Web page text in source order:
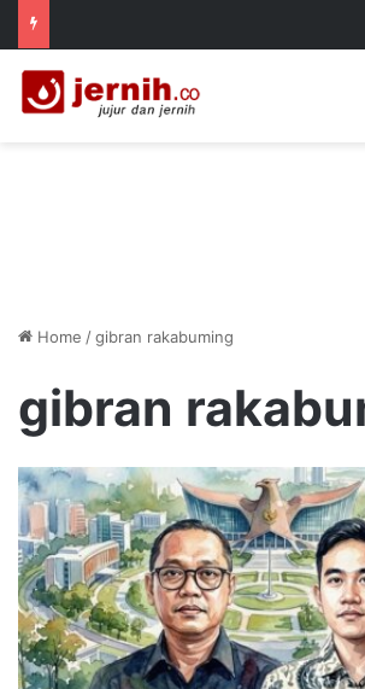
Home /gibran rakabuming
gibran